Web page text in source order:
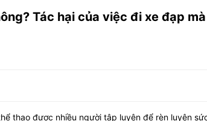
Tác hại của việc đi xe đạp
thao được nhiều người tập luyện để rèn luyện